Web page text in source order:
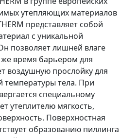
утепляющих материалов
представляет собой
с уникальной
позволяет лишней влаге
же время барьером для
воздушную прослойку для
температуры тела. При
специальному
утеплителю мягкость,
Поверхностная
образованию пиллинга